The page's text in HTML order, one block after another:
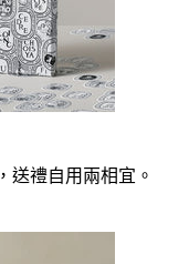
送禮自用兩相宜。